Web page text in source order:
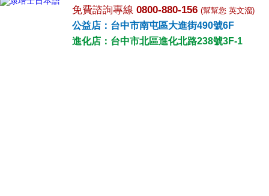
免費諮詢專線 0800-880-156 (幫幫您 英文溜)
公益店：台中市南屯區大進街490號6F
進化店：台中市北區進化北路238號3F-1